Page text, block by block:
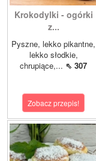
Krokodylki - ogórki
z...
Pyszne, lekko pikantne,
lekko słodkie,
chrupiące,... ⇖ 307
Zobacz przepis!